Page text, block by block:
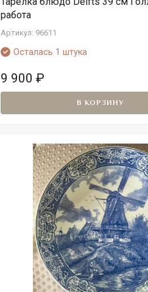
работа
Артикул: 96611
Осталась 1 штука
9 900 ₽
В КОРЗИНУ